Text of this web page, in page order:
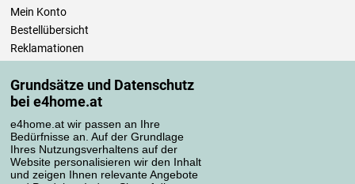
Grundsätze und Datenschutz
bei e4home.at
e4home.at wir passen an Ihre
Bedürfnisse an. Auf der Grundlage
Ihres Nutzungsverhaltens auf der
Website personalisieren wir den Inhalt
und zeigen Ihnen relevante Angebote
Mein Konto
Bestellübersicht
Reklamationen
Einfach mehr wissen
Richtlinien zur Verarbeitung von Bewertungen
Transportarten